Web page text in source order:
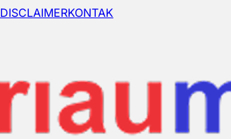
DISCLAIMERKONTAK